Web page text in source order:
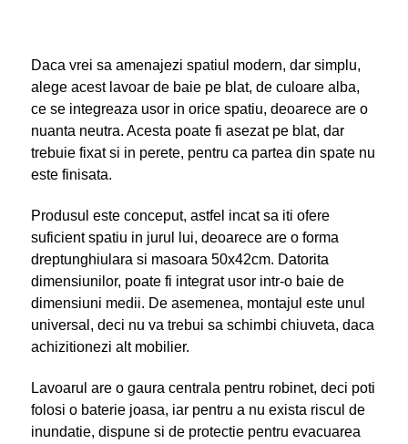
Daca vrei sa amenajezi spatiul modern, dar simplu,
alege acest lavoar de baie pe blat, de culoare alba,
ce se integreaza usor in orice spatiu, deoarece are o
nuanta neutra. Acesta poate fi asezat pe blat, dar
trebuie fixat si in perete, pentru ca partea din spate nu
este finisata.
Produsul este conceput, astfel incat sa iti ofere
suficient spatiu in jurul lui, deoarece are o forma
dreptunghiulara si masoara 50x42cm. Datorita
dimensiunilor, poate fi integrat usor intr-o baie de
dimensiuni medii. De asemenea, montajul este unul
universal, deci nu va trebui sa schimbi chiuveta, daca
achizitionezi alt mobilier.
Lavoarul are o gaura centrala pentru robinet, deci poti
folosi o baterie joasa, iar pentru a nu exista riscul de
inundatie, dispune si de protectie pentru evacuarea